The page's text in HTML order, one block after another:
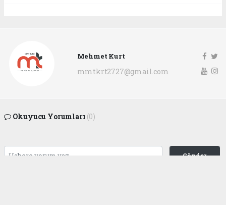
Mehmet Kurt
mmtkrt2727@gmail.com
Okuyucu Yorumları (0)
Gönder